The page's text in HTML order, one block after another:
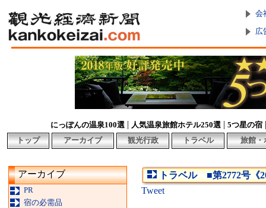
会
広
にっぽんの温泉100選 | 人気温泉旅館ホテル250選 | 5つ星の宿
トップ アーカイブ 観光行政 トラベル 旅館・
アーカイブ
PR
宿の必需品
トラベル ■第2772号《
Tweet